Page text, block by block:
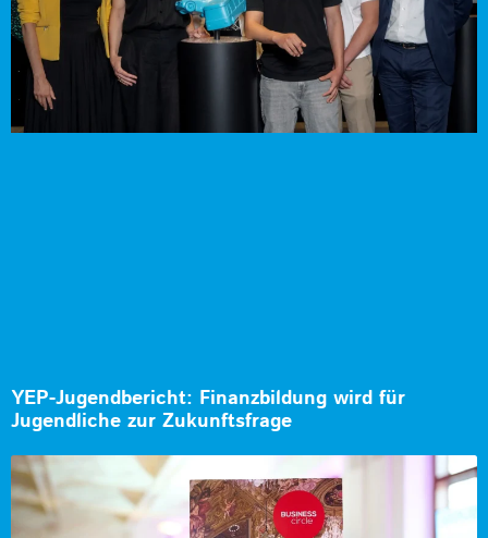
YEP-Jugendbericht: Finanzbildung wird für
Jugendliche zur Zukunftsfrage